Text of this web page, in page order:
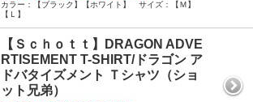
カラー：【ブラック】【ホワイト】 サイズ：【Ｍ】
【Ｌ】
【Ｓｃｈｏｔｔ】DRAGON ADVE
RTISEMENT T-SHIRT/ドラゴン ア
ドバタイズメント Ｔシャツ（ショ
ット兄弟）